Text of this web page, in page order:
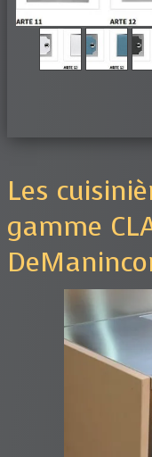
Les
gamme